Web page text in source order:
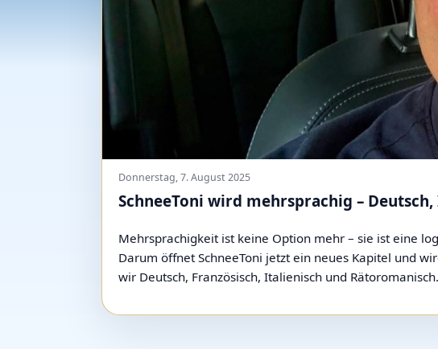
Donnerstag, 7. August 2025
SchneeToni wird mehrsprachig –
Mehrsprachigkeit ist keine Option mehr – sie ist eine
Darum öffnet SchneeToni jetzt ein neues Kapitel und
wir Deutsch, Französisch, Italienisch und